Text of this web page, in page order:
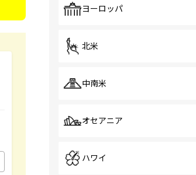
ヨーロッパ
北米
中南米
オセアニア
ハワイ